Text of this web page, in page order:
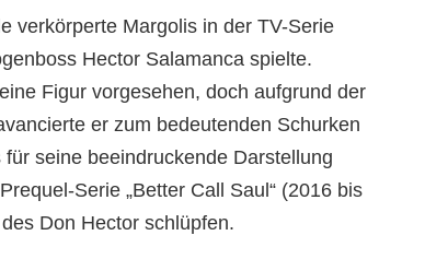
verkörperte Margolis in der TV-Serie
Hector Salamanca spielte.
Figur vorgesehen, doch aufgrund der
er zum bedeutenden Schurken
seine beeindruckende Darstellung
Serie „Better Call Saul“ (2016 bis
Don Hector schlüpfen.